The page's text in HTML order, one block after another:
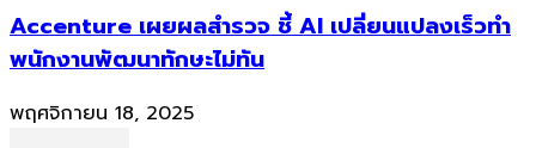
Accenture เผยผลสำรวจ ชี้ AI เปลี่ยนแปลงเร็วทำ
พนักงานพัฒนาทักษะไม่ทัน
พฤศจิกายน 18, 2025